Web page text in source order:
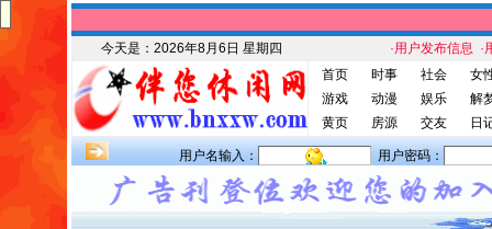
今天是： 2026年8月6日 星期四 ·用户发布信息 ·
首页
时事 社会
女
游戏
动漫 娱乐
解
黄页
房源 交友 日
用户名输入： 用户密码：